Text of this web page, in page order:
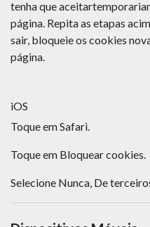
tenha que
página. Repita as etapas
sair, bloqueie os cookies
página.
iOS
Toque em Safari.
Toque em Bloquear cookies.
Selecione Nunca, De